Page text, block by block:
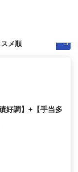
好調】+【手当多